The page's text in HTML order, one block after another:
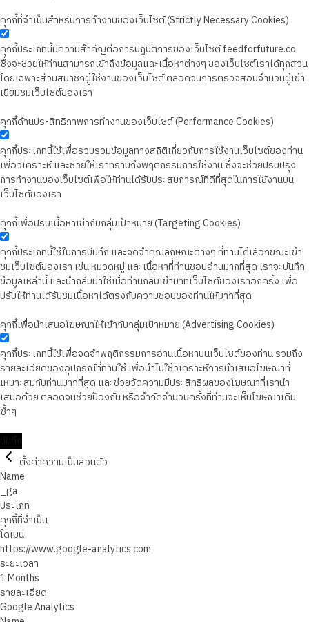
คุกกี้ที่จำเป็นสำหรับการทำงานของเว็บไซต์ (Strictly Necessary Cookies)
คุกกี้ประเภทนี้มีความสำคัญต่อการปฏิบัติการของเว็บไซต์ feedforfuture.co
ซึ่งจะช่วยให้ท่านสามารถเข้าถึงข้อมูลและเนื้อหาต่างๆ ของเว็บไซต์เราได้ทุกส่วน
โดยเฉพาะส่วนสมาชิกผู้ใช้งานของเว็บไซต์ ตลอดจนการตรวจสอบจำนวนผู้เข้า
เยี่ยมชมเว็บไซต์ของเรา
คุกกี้ด้านประสิทธิภาพการทำงานของเว็บไซต์ (Performance Cookies)
คุกกี้ประเภทนี้ใช้เพื่อรวบรวมข้อมูลทางสถิติเกี่ยวกับการใช้งานเว็บไซต์ของท่าน
เพื่อวิเคราะห์ และช่วยให้เราทราบถึงพฤติกรรมการใช้งาน ซึ่งจะช่วยปรับปรุง
การทำงานของเว็บไซต์เพื่อให้ท่านได้รับประสบการณ์ที่ดีที่สุดในการใช้งานบน
เว็บไซต์ของเรา
คุกกี้เพื่อปรับเนื้อหาเข้ากับกลุ่มเป้าหมาย (Targeting Cookies)
คุกกี้ประเภทนี้ใช้ในการบันทึก และจดจำคุณลักษณะต่างๆ ที่ท่านได้เลือกขณะเข้า
ชมเว็บไซต์ของเรา เช่น หมวดหมู่ และเนื้อหาที่ท่านชอบอ่านมากที่สุด เราจะบันทึก
ข้อมูลเหล่านี้ และนำกลับมาใช้เมื่อท่านกลับเข้ามาที่เว็บไซต์ของเราอีกครั้ง เพื่อ
ปรับให้ท่านได้รับชมเนื้อหาได้ตรงกับความชอบของท่านให้มากที่สุด
คุกกี้เพื่อนำเสนอโฆษณาให้เข้ากับกลุ่มเป้าหมาย (Advertising Cookies)
คุกกี้ประเภทนี้ใช้เพื่อจดจำพฤติกรรมการอ่านเนื้อหาบนเว็บไซต์ของท่าน รวมถึง
รายละเอียดของอุปกรณ์ที่ท่านใช้ เพื่อนำไปใช้วิเคราะห์การนำเสนอโฆษณาที่
เหมาะสมกับท่านมากที่สุด และช่วยวัดความมีประสิทธิผลของโฆษณาที่เรานำ
เสนอด้วย ตลอดจนช่วยป้องกัน หรือจำกัดจำนวนครั้งที่ท่านจะเห็นโฆษณาเดิม
ซ้ำๆ
ตั้งค่าความเป็นส่วนตัว
Name
_ga
ประเภท
คุกกี้ที่จำเป็น
โดเมน
https://www.google-analytics.com
ระยะเวลา
1 Months
รายละเอียด
Google Analytics